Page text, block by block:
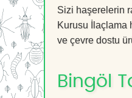
Sizi haşerelerin
Kurusu İlaçlama
ve çevre dostu
Bingöl